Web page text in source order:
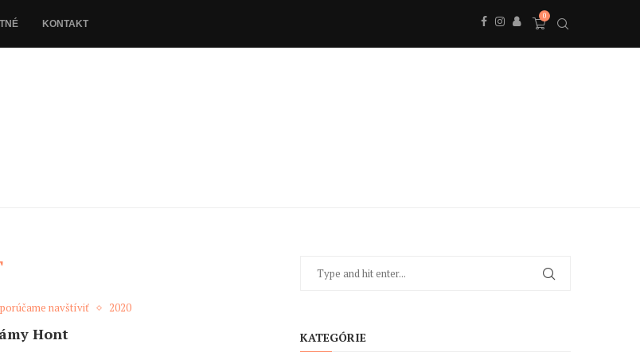
KONTAKT
0
navštíviť 2020
Hont KATEGÓRIE